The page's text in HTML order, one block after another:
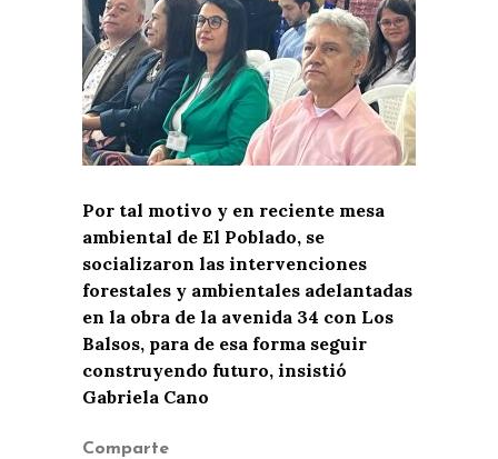
Por tal motivo y en reciente mesa
ambiental de El Poblado, se
socializaron las intervenciones
forestales y ambientales adelantadas
en la obra de la avenida 34 con Los
Balsos, para de esa forma seguir
construyendo futuro, insistió
Gabriela Cano
Comparte